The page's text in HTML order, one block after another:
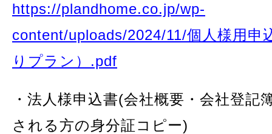
https://plandhome.co.jp/wp-
content/uploads/2024/11/個人様用申
りプラン）.pdf
・法人様申込書(会社概要・会社登記
される方の身分証コピー)